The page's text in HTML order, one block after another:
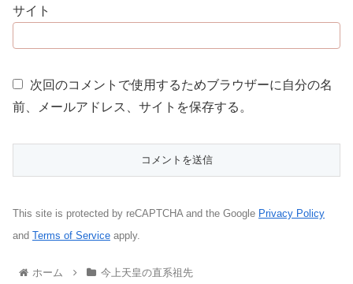
サイト
次回のコメントで使用するためブラウザーに自分の名
前、メールアドレス、サイトを保存する。
This site is protected by reCAPTCHA and the Google Privacy Policy
and Terms of Service apply.
ホーム 今上天皇の直系祖先